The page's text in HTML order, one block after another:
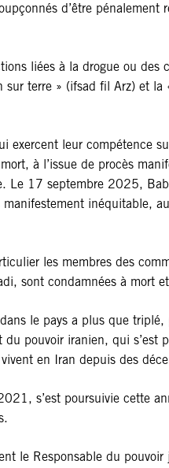
d’être pénalement
liées à la drogue ou des
terre » (ifsad fil Arz) et
exercent leur compétence
à l’issue de procès
Le 17 septembre 2025,
inéquitable,
les membres des
sont condamnées à mort
le pays a plus que
pouvoir iranien, qui s’est
en Iran depuis des
s’est poursuivie cette
le Responsable du